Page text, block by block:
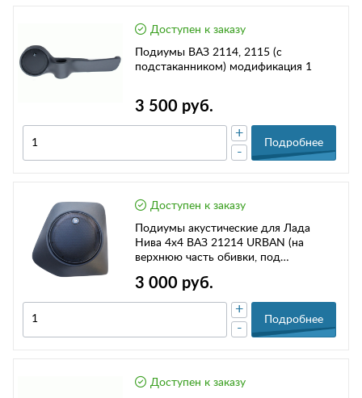
Доступен к заказу
Подиумы ВАЗ 2114, 2115 (с
подстаканником) модификация 1
3 500 руб.
-
+
Подробнее
Доступен к заказу
Подиумы акустические для Лада
Нива 4х4 ВАЗ 21214 URBAN (на
верхнюю часть обивки, под
3 000 руб.
-
+
Подробнее
Доступен к заказу